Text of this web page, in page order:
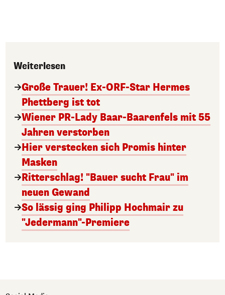
Weiterlesen
Große Trauer! Ex-ORF-Star Hermes
Phettberg ist tot
Wiener PR-Lady Baar-Baarenfels mit 55
Jahren verstorben
Hier verstecken sich Promis hinter
Masken
Ritterschlag! "Bauer sucht Frau" im
neuen Gewand
So lässig ging Philipp Hochmair zu
"Jedermann"-Premiere